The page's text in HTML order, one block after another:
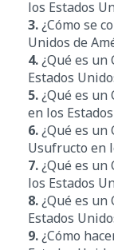
los Estados
3.¿Cómo se
Unidos de
4.¿Qué es
Estados
5.¿Qué es
en los
6.¿Qué es un
Usufructo en
7.¿Qué es
los Estados
8.¿Qué es un
Estados
9.¿Cómo